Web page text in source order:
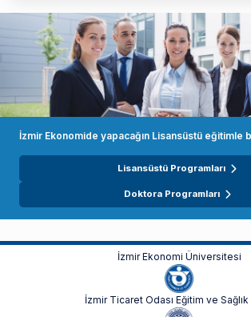
İzmir Ekonomide yapacağın Lisansüstü eğitimle
Lisansüstü Programları
Doktora Programları
İzmir Ekonomi Üniversitesi
İzmir Ticaret Odası Eğitim ve Sağlık